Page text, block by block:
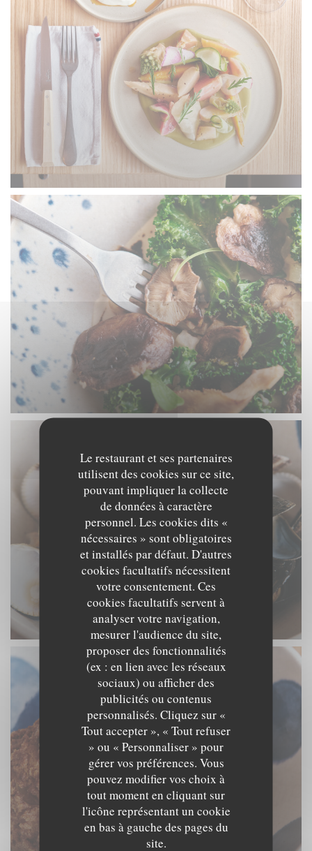
Le restaurant et ses partenaires
utilisent des cookies sur ce site,
pouvant impliquer la collecte
de données à caractère
personnel. Les cookies dits «
nécessaires » sont obligatoires
et installés par défaut. D'autres
cookies facultatifs nécessitent
votre consentement. Ces
cookies facultatifs servent à
analyser votre navigation,
mesurer l'audience du site,
proposer des fonctionnalités
(ex : en lien avec les réseaux
sociaux) ou afficher des
publicités ou contenus
personnalisés. Cliquez sur «
Tout accepter », « Tout refuser
» ou « Personnaliser » pour
gérer vos préférences. Vous
pouvez modifier vos choix à
tout moment en cliquant sur
l'icône représentant un cookie
en bas à gauche des pages du
site.